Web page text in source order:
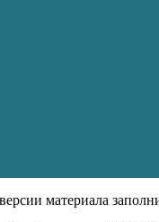
материала